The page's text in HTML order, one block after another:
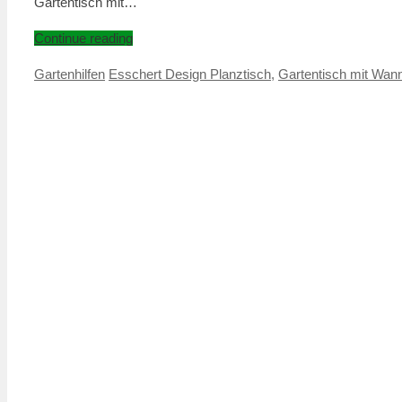
Continue reading
Gartenhilfen Esschert Design Planztisch, Gartentisch mit